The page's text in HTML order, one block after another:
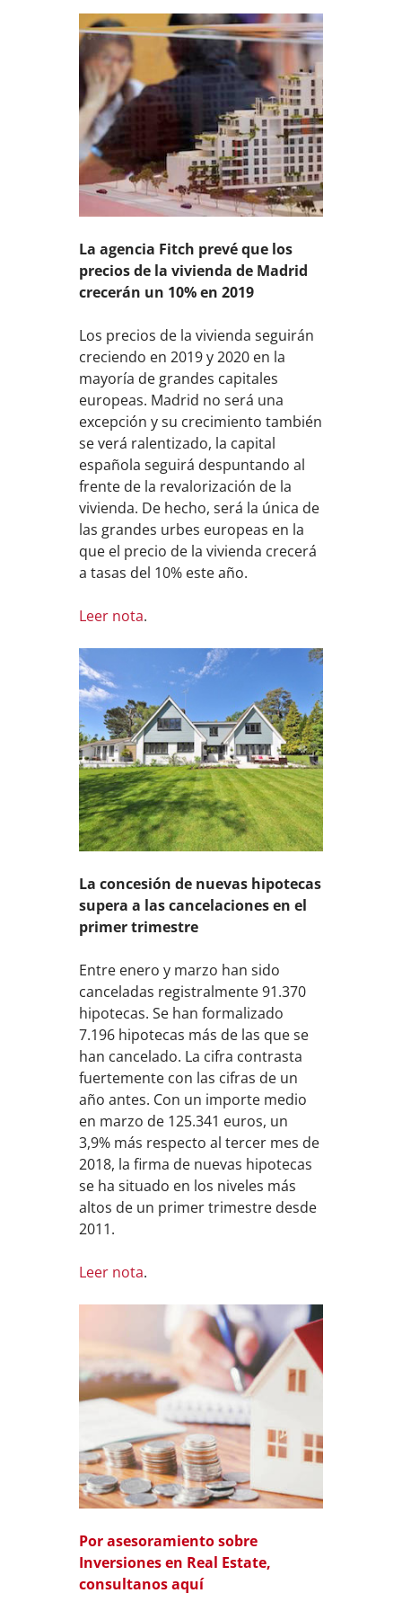
La agencia Fitch prevé que los
precios de la vivienda de Madrid
crecerán un 10% en 2019
Los precios de la vivienda seguirán
creciendo en 2019 y 2020 en la
mayoría de grandes capitales
europeas. Madrid no será una
excepción y su crecimiento también
se verá ralentizado, la capital
española seguirá despuntando al
frente de la revalorización de la
vivienda. De hecho, será la única de
las grandes urbes europeas en la
que el precio de la vivienda crecerá
a tasas del 10% este año.
Leer nota.
La concesión de nuevas hipotecas
supera a las cancelaciones en el
primer trimestre
Entre enero y marzo han sido
canceladas registralmente 91.370
hipotecas. Se han formalizado
7.196 hipotecas más de las que se
han cancelado. La cifra contrasta
fuertemente con las cifras de un
año antes. Con un importe medio
en marzo de 125.341 euros, un
3,9% más respecto al tercer mes de
2018, la firma de nuevas hipotecas
se ha situado en los niveles más
altos de un primer trimestre desde
2011.
Leer nota.
Por asesoramiento sobre
Inversiones en Real Estate,
consultanos aquí